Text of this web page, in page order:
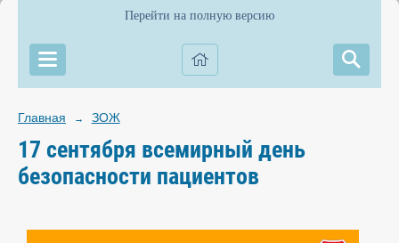
Перейти на полную версию
Главная → ЗОЖ
17 сентября всемирный день
безопасности пациентов